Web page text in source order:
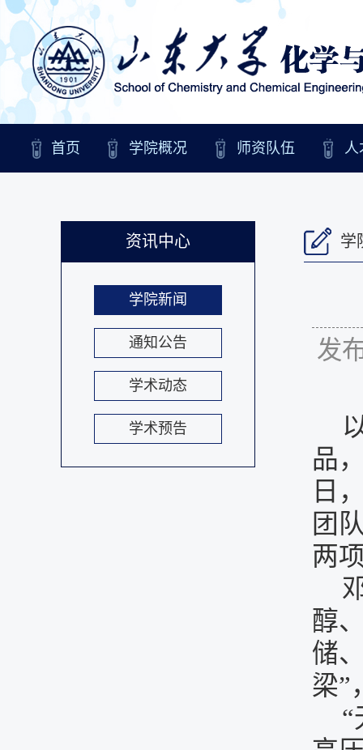
首页 学院概况 师资队伍 人
资讯中心
学院新闻
通知公告
学术动态
学术预告
学
发
品
日
团
两
醇
储
梁”
“